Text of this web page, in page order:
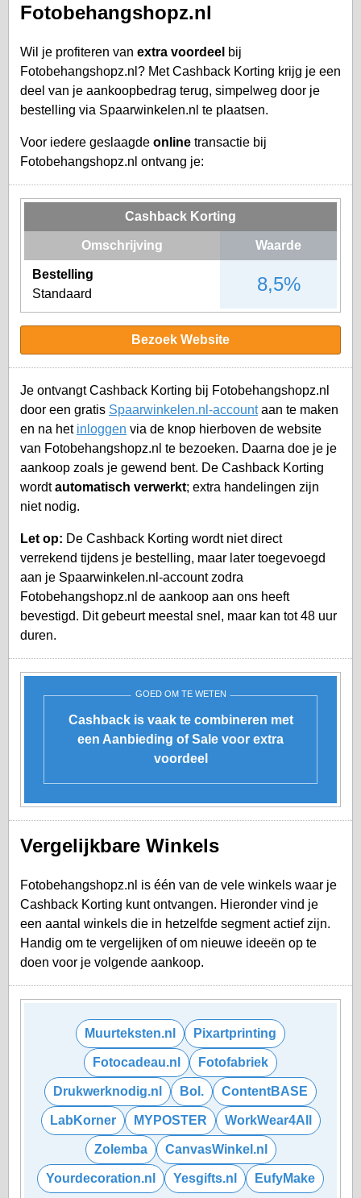
Fotobehangshopz.nl
Wil je profiteren van extra voordeel bij
Fotobehangshopz.nl? Met Cashback Korting krijg je een
deel van je aankoopbedrag terug, simpelweg door je
bestelling via Spaarwinkelen.nl te plaatsen.
Voor iedere geslaagde online transactie bij
Fotobehangshopz.nl ontvang je:
Cashback Korting
Omschrijving Waarde
Bestelling
Standaard
8,5%
Bezoek Website
Je ontvangt Cashback Korting bij Fotobehangshopz.nl
door een gratis Spaarwinkelen.nl-accountaan te maken
en na het inloggen via de knop hierboven de website
van Fotobehangshopz.nl te bezoeken. Daarna doe je je
aankoop zoals je gewend bent. De Cashback Korting
wordtautomatisch verwerkt; extra handelingen zijn
niet nodig.
Let op: De Cashback Korting wordt niet direct
verrekend tijdens je bestelling, maar later toegevoegd
aan je Spaarwinkelen.nl-accountzodra
Fotobehangshopz.nl de aankoop aan ons heeft
bevestigd. Dit gebeurt meestal snel, maar kan tot 48 uur
duren.
GOED OM TE WETEN
Cashback is vaak te combineren met
een Aanbieding of Sale voor extra
voordeel
Vergelijkbare Winkels
Fotobehangshopz.nl is één van de vele winkels waar je
Cashback Korting kunt ontvangen. Hieronder vind je
een aantal winkels die in hetzelfde segment actief zijn.
Handig om te vergelijken of om nieuwe ideeën op te
doen voor je volgende aankoop.
Muurteksten.nl Pixartprinting
Fotocadeau.nl Fotofabriek
Drukwerknodig.nl Bol. ContentBASE
LabKorner MYPOSTER WorkWear4All
Zolemba CanvasWinkel.nl
Yourdecoration.nl Yesgifts.nl EufyMake